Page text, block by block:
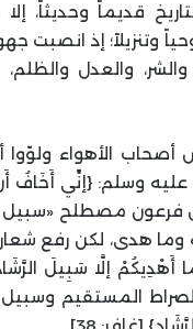
قديماً وحديثاً،
وتنزيلاً؛ إذ انصبت
والعدل والظلم،
الأهواء ولوّوا
وسلم: {إنِّي أَخَافُ
تنازع هو ومؤمن آل فرعون
وما هدى، لكن رفع
المستقيم وسبيل